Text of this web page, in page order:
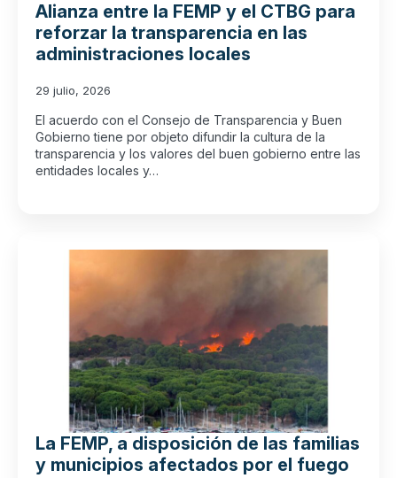
Alianza entre la FEMP y el CTBG para
reforzar la transparencia en las
administraciones locales
29 julio, 2026
El acuerdo con el Consejo de Transparencia y Buen
Gobierno tiene por objeto difundir la cultura de la
transparencia y los valores del buen gobierno entre las
entidades locales y…
La FEMP, a disposición de las familias
y municipios afectados por el fuego